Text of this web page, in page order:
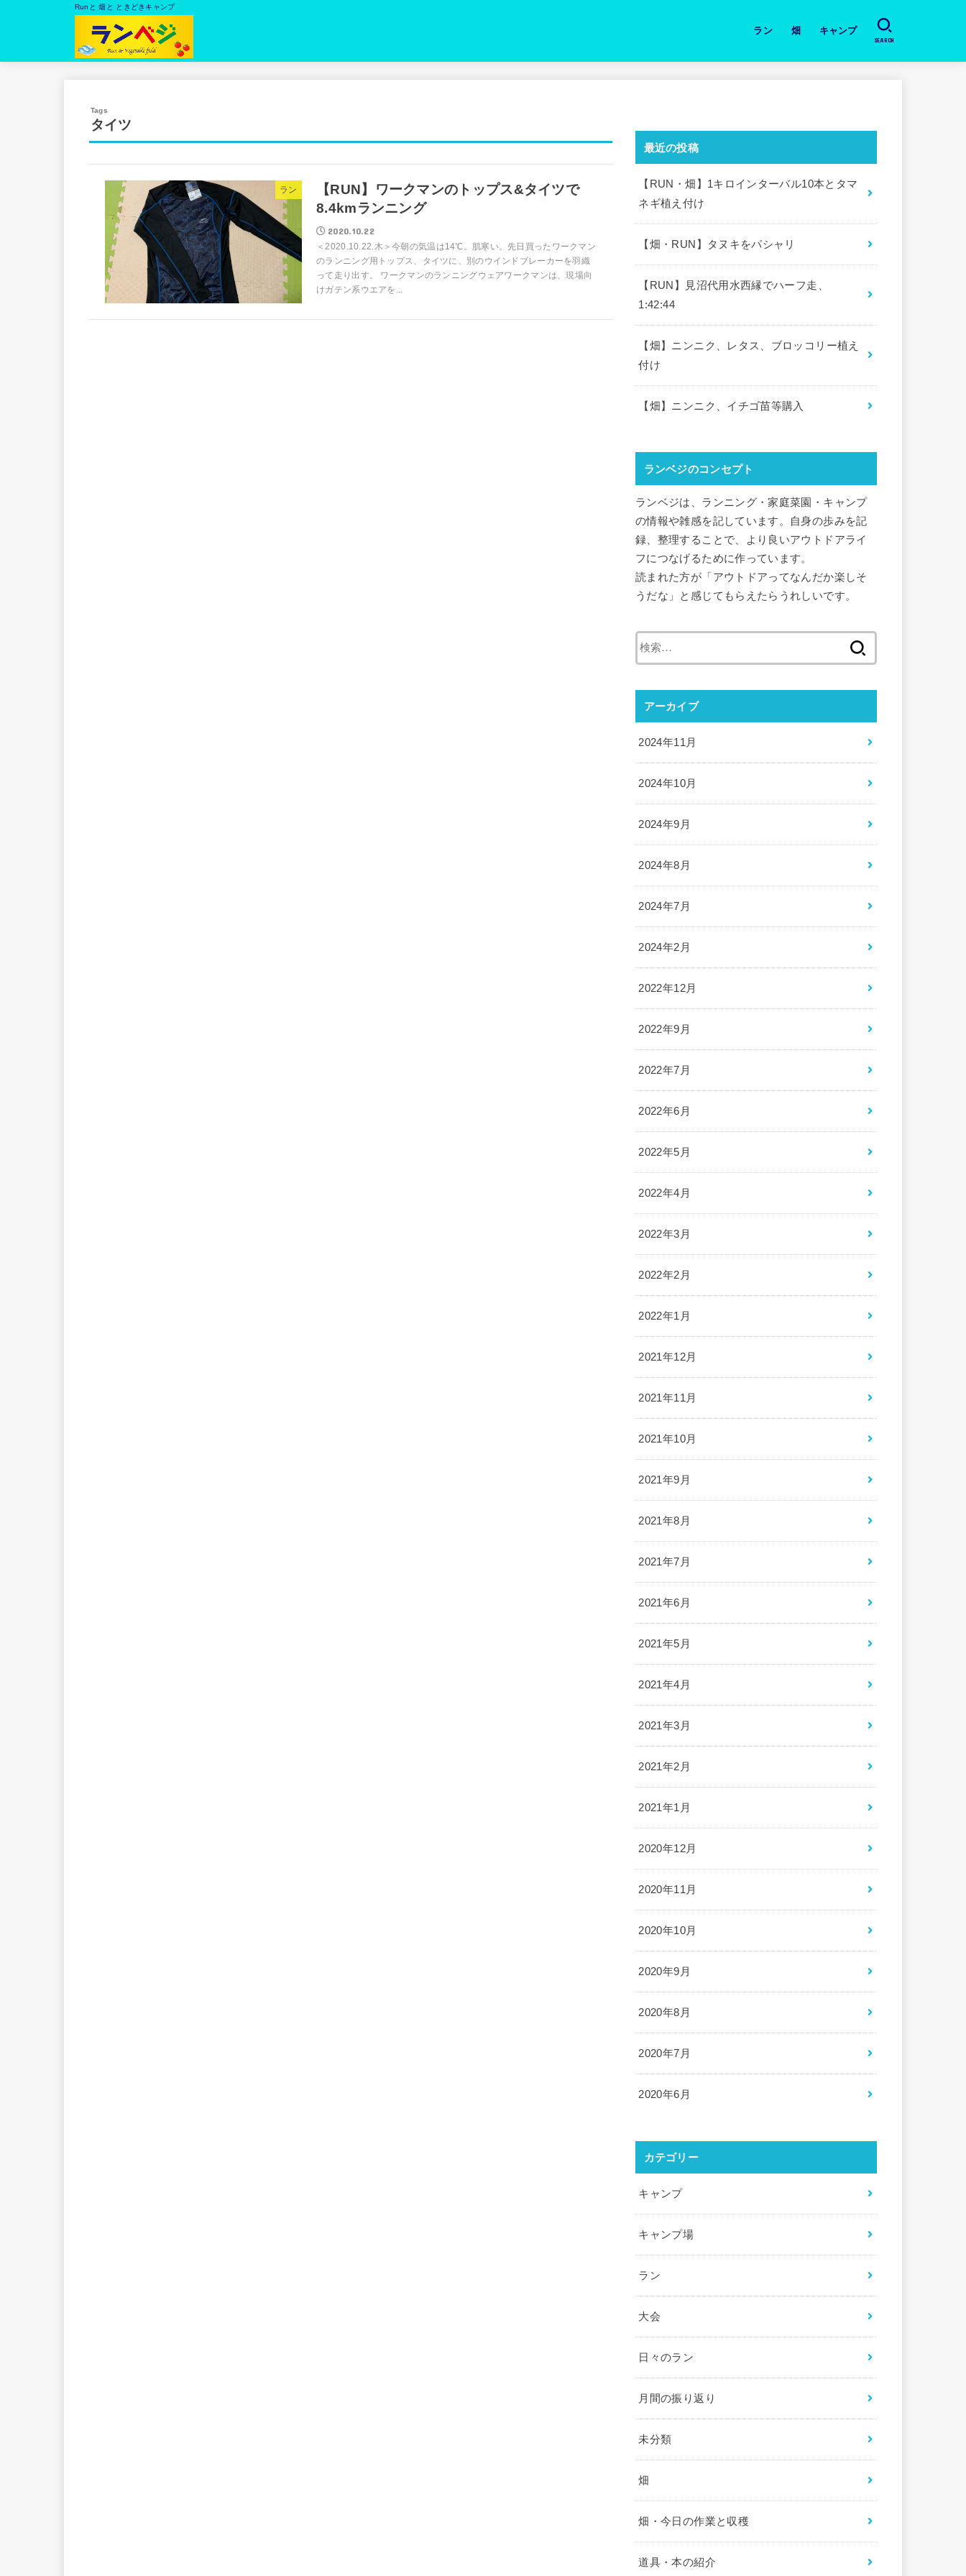
Runと 畑と ときどきキャンプ
ラン
日々のラン
道具・本の紹介
月間の振り返り
大会
畑
畑・今日の作業と収穫
キャンプ
キャンプ場
道具・本の紹介
SEARCH
タイツ
ラン
【RUN】ワークマンのトップス&タイツで
8.4kmランニング
2020.10.22
＜2020.10.22.木＞今朝の気温は14℃。肌寒い。先日買ったワークマン
のランニング用トップス、タイツに、別のウインドブレーカーを羽織
って走り出す。 ワークマンのランニングウェアワークマンは、現場向
けガテン系ウエアを...
最近の投稿
【RUN・畑】1キロインターバル10本とタマ
ネギ植え付け
【畑・RUN】タヌキをパシャリ
【RUN】見沼代用水西縁でハーフ走、
1:42:44
【畑】ニンニク、レタス、ブロッコリー植え
付け
【畑】ニンニク、イチゴ苗等購入
ランベジのコンセプト
ランベジは、ランニング・家庭菜園・キャンプ
の情報や雑感を記しています。自身の歩みを記
録、整理することで、より良いアウトドアライ
フにつなげるために作っています。
読まれた方が「アウトドアってなんだか楽しそ
うだな」と感じてもらえたらうれしいです。
アーカイブ
2024年11月
2024年10月
2024年9月
2024年8月
2024年7月
2024年2月
2022年12月
2022年9月
2022年7月
2022年6月
2022年5月
2022年4月
2022年3月
2022年2月
2022年1月
2021年12月
2021年11月
2021年10月
2021年9月
2021年8月
2021年7月
2021年6月
2021年5月
2021年4月
2021年3月
2021年2月
2021年1月
2020年12月
2020年11月
2020年10月
2020年9月
2020年8月
2020年7月
2020年6月
カテゴリー
キャンプ
キャンプ場
ラン
大会
日々のラン
月間の振り返り
未分類
畑
畑・今日の作業と収穫
道具・本の紹介